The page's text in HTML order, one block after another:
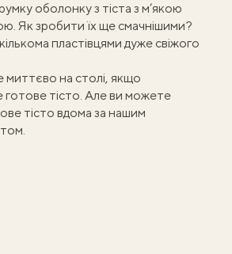
оболонку з тіста з м’якою
Як зробити їх ще смачнішими?
пластівцями дуже свіжого
миттєво на столі, якщо
тісто. Але ви можете
тісто вдома за нашим